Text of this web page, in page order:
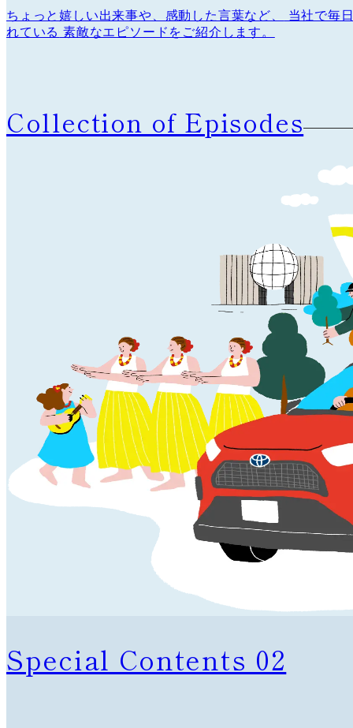
ちょっと嬉しい出来事や、感動した言葉など、
当社で毎
れている 素敵なエピソードをご紹介します。
Collection of Episodes
Special Contents 02